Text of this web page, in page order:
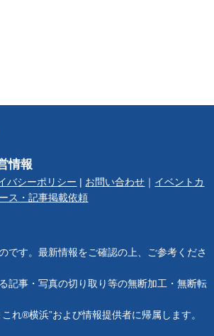
情報
バシーポリシー | お問い合わせ ｜ イベントカ
ス・記事掲載依頼
です。最新情報をご確認の上、ご参考くださ
記事・写真の切り取り等の無断加工・無断転
れ®横浜”および情報提供者に帰属します。